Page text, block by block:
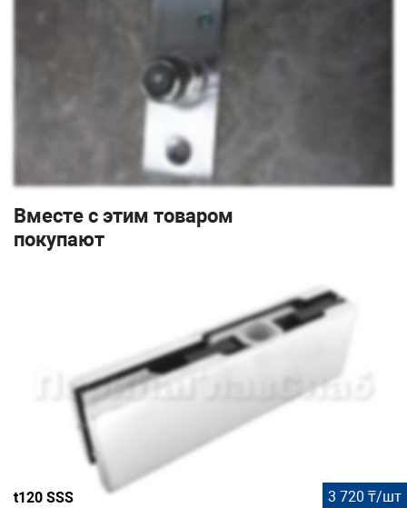
Вместе с этим товаром
покупают
t120 SSS 3 720 ₸/шт